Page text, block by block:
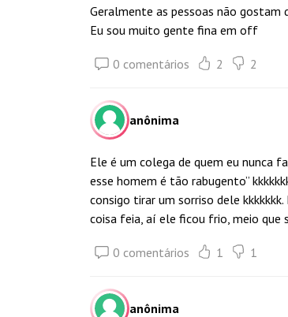
Geralmente as pessoas não gostam
Eu sou muito gente fina em off
0 comentários 2 2
anônima
Ele é um colega de quem eu nunca
esse homem é tão rabugento”
consigo tirar um sorriso dele
coisa feia, aí ele ficou frio, meio que
0 comentários 1 1
anônima